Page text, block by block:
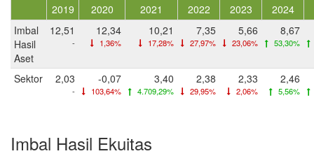
2019 2020 2021 2022 2023 2024
Imbal
Hasil
Aset
12,51
-
12,34
1,36%
10,21
17,28%
7,35
27,97%
5,66
23,06%
8,67
53,30%
Sektor 2,03
-
-0,07
103,64%
3,40
4.709,29%
2,38
29,95%
2,33
2,06%
2,46
5,56%
Imbal Hasil Ekuitas